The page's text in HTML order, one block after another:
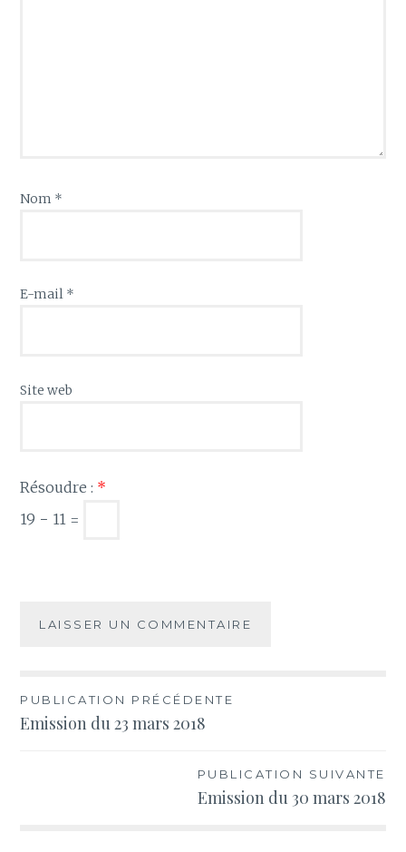
Nom *
E-mail *
Site web
Résoudre : *
19 − 11 =
Navigation
de
PUBLICATION PRÉCÉDENTE
Emission du 23 mars 2018
PUBLICATION SUIVANTE
Emission du 30 mars 2018